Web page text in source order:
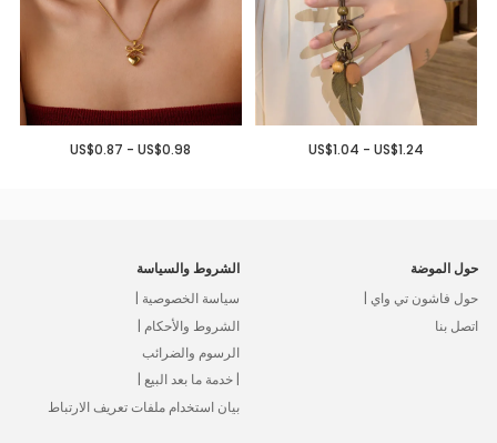
US$1.04 - US$1.24
US$0.87 - US$0.98
حول الموضة
حول فاشون تي واي |
اتصل بنا
الشروط والسياسة
سياسة الخصوصية |
الشروط والأحكام |
الرسوم والضرائب
| خدمة ما بعد البيع |
بيان استخدام ملفات تعريف الارتباط